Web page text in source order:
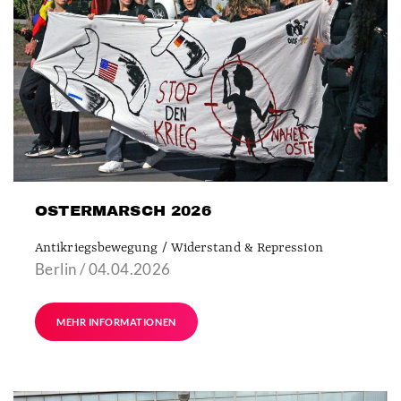
OSTERMARSCH 2026
Antikriegsbewegung / Widerstand & Repression
Berlin / 04.04.2026
MEHR INFORMATIONEN